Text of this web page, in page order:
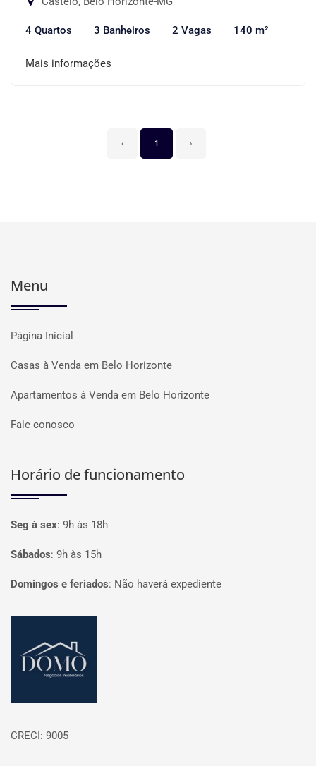
4 Quartos 3 Banheiros 2 Vagas 140 m²
Mais informações
‹ 1 ›
Menu
Página Inicial
Casas à Venda em Belo Horizonte
Apartamentos à Venda em Belo Horizonte
Fale conosco
Horário de funcionamento
Seg à sex: 9h às 18h
Sábados: 9h às 15h
Domingos e feriados: Não haverá expediente
CRECI: 9005